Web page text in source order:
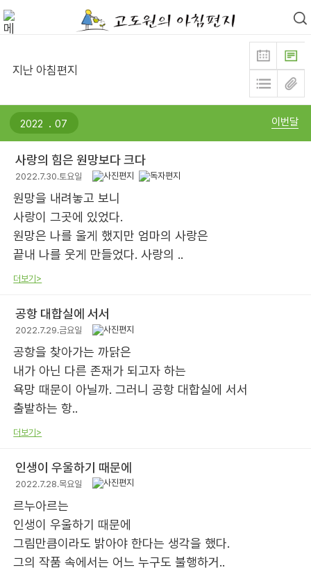
지난 아침편지
. 이번달
사랑의 힘은 원망보다 크다
2022.7.30.토요일
원망을 내려놓고 보니
사랑이 그곳에 있었다.
원망은 나를 울게 했지만 엄마의 사랑은
끝내 나를 웃게 만들었다. 사랑의 ..
더보기>
공항 대합실에 서서
2022.7.29.금요일
공항을 찾아가는 까닭은
내가 아닌 다른 존재가 되고자 하는
욕망 때문이 아닐까. 그러니 공항 대합실에 서서
출발하는 항..
더보기>
인생이 우울하기 때문에
2022.7.28.목요일
르누아르는
인생이 우울하기 때문에
그림만큼이라도 밝아야 한다는 생각을 했다.
그의 작품 속에서는 어느 누구도 불행하거..